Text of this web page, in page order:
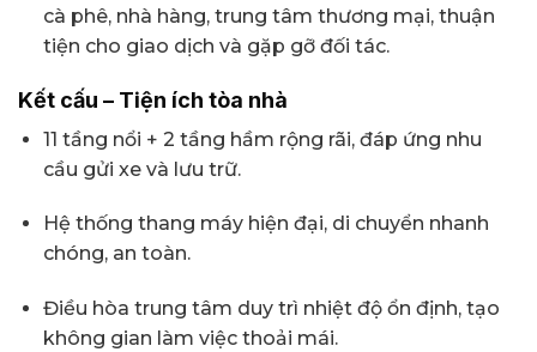
cà phê, nhà hàng, trung tâm thương mại, thuận
tiện cho giao dịch và gặp gỡ đối tác.
Kết cấu – Tiện ích tòa nhà
11 tầng nổi + 2 tầng hầm rộng rãi, đáp ứng nhu
cầu gửi xe và lưu trữ.
Hệ thống thang máy hiện đại, di chuyển nhanh
chóng, an toàn.
Điều hòa trung tâm duy trì nhiệt độ ổn định, tạo
không gian làm việc thoải mái.